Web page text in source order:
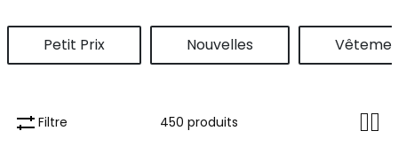
Petit Prix Nouvelles
Filtre 450 produits